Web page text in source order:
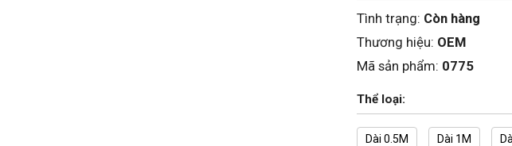
Tình trạng: Còn hàng
Thương hiệu: OEM
Mã sản phẩm: 0775
Thể loại:
Dài 0.5M Dài 1M